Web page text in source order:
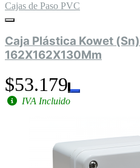
Cajas de Paso PVC
Caja Plástica Kowet
162X162X130Mm
$53.179
IVA Incluido